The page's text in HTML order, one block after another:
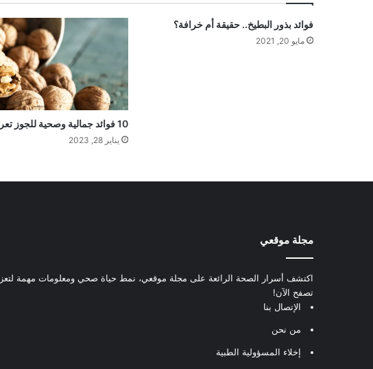
فوائد بذور البطيخ.. حقيقة أم خرافة؟
مايو 20, 2021
10 فوائد جمالية وصحية للجوز تعرفي عليها
يناير 28, 2023
مجلة موقعي
اكتشف أسرار الصحة الرائعة على مجلة موقعي، نمط حياة صحي ومعلومات مهمة
تصفح الآن!
الإتصال بنا
من نحن
إخلاء المسؤولية الطبية